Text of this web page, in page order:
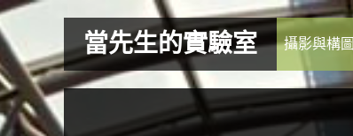
當先生的實驗室 攝影與構圖